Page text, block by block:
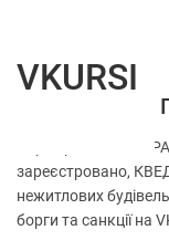
ФОП
Перевірка ФОП
зареєстровано,
нежитлових
борги та санкції на
VKURSI